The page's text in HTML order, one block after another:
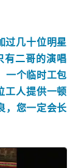
过几十位明星
有二哥的演唱
一个临时工包
工人提供一顿
，您一定会长